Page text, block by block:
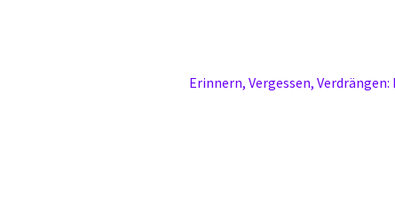
Erinnern, Vergessen,